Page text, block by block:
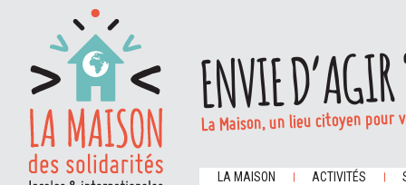
ENVIE
La Maison, un lieu citoyen
LA MAISON ACTIVITÉS